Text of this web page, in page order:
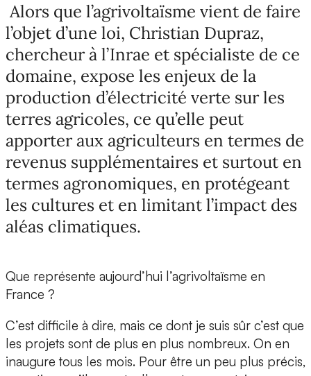
Alors que l’agrivoltaïsme vient de faire
l’objet d’une loi, Christian Dupraz,
chercheur à l’Inrae et spécialiste de ce
domaine, expose les enjeux de la
production d’électricité verte sur les
terres agricoles, ce qu’elle peut
apporter aux agriculteurs en termes de
revenus supplémentaires et surtout en
termes agronomiques, en protégeant
les cultures et en limitant l’impact des
aléas climatiques.
Que représente aujourd’hui l’agrivoltaïsme en
France ?
C’est difficile à dire, mais ce dont je suis sûr c’est que
les projets sont de plus en plus nombreux. On en
inaugure tous les mois. Pour être un peu plus précis,